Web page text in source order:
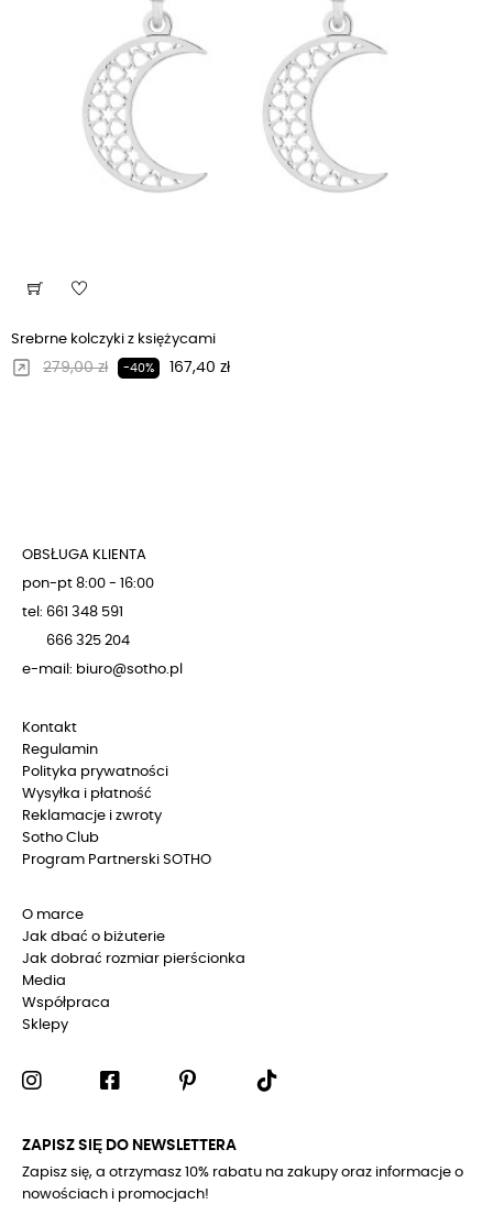
Srebrne kolczyki z księżycami
Regularna cena
279,00 zł -40% Cena
167,40 zł
OBSŁUGA KLIENTA
pon-pt 8:00 - 16:00
tel: 661 348 591
666 325 204
e-mail: biuro@sotho.pl
Kontakt
Regulamin
Polityka prywatności
Wysyłka i płatność
Reklamacje i zwroty
Sotho Club
Program Partnerski SOTHO
O marce
Jak dbać o biżuterie
Jak dobrać rozmiar pierścionka
Media
Współpraca
Sklepy
ZAPISZ SIĘ DO NEWSLETTERA
Zapisz się, a otrzymasz 10% rabatu na zakupy oraz informacje o
nowościach i promocjach!